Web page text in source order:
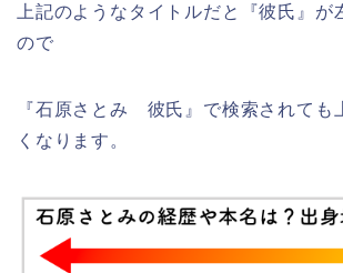
上記のようなタイトルだと『彼氏』が
ので
『石原さとみ 彼氏』で検索されても
くなります。